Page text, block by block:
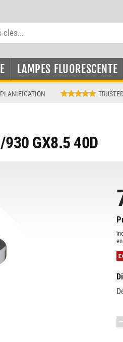
LAMPES FLUORESCENTE
GX8.5 40D